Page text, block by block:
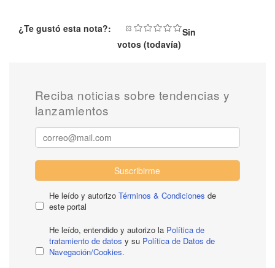
¿Te gustó esta nota?:
Sin
votos (todavía)
Reciba noticias sobre tendencias y
lanzamientos
Suscribirme
He leído y autorizo Términos & Condiciones de
este portal
He leído, entendido y autorizo la Política de
tratamiento de datos y su Política de Datos de
Navegación/Cookies.